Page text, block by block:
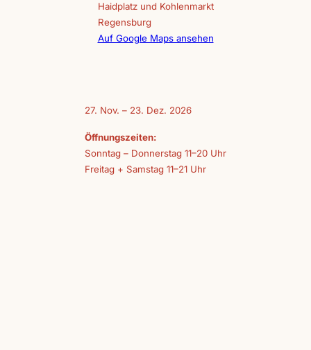
Haidplatz und Kohlenmarkt
Regensburg
Auf Google Maps ansehen
27. Nov. – 23. Dez. 2026
Öffnungszeiten:
Sonntag – Donnerstag 11–20 Uhr
Freitag + Samstag 11–21 Uhr